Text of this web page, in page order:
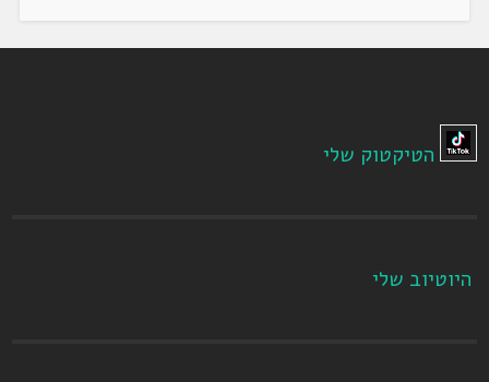
הטיקטוק שלי
היוטיוב שלי